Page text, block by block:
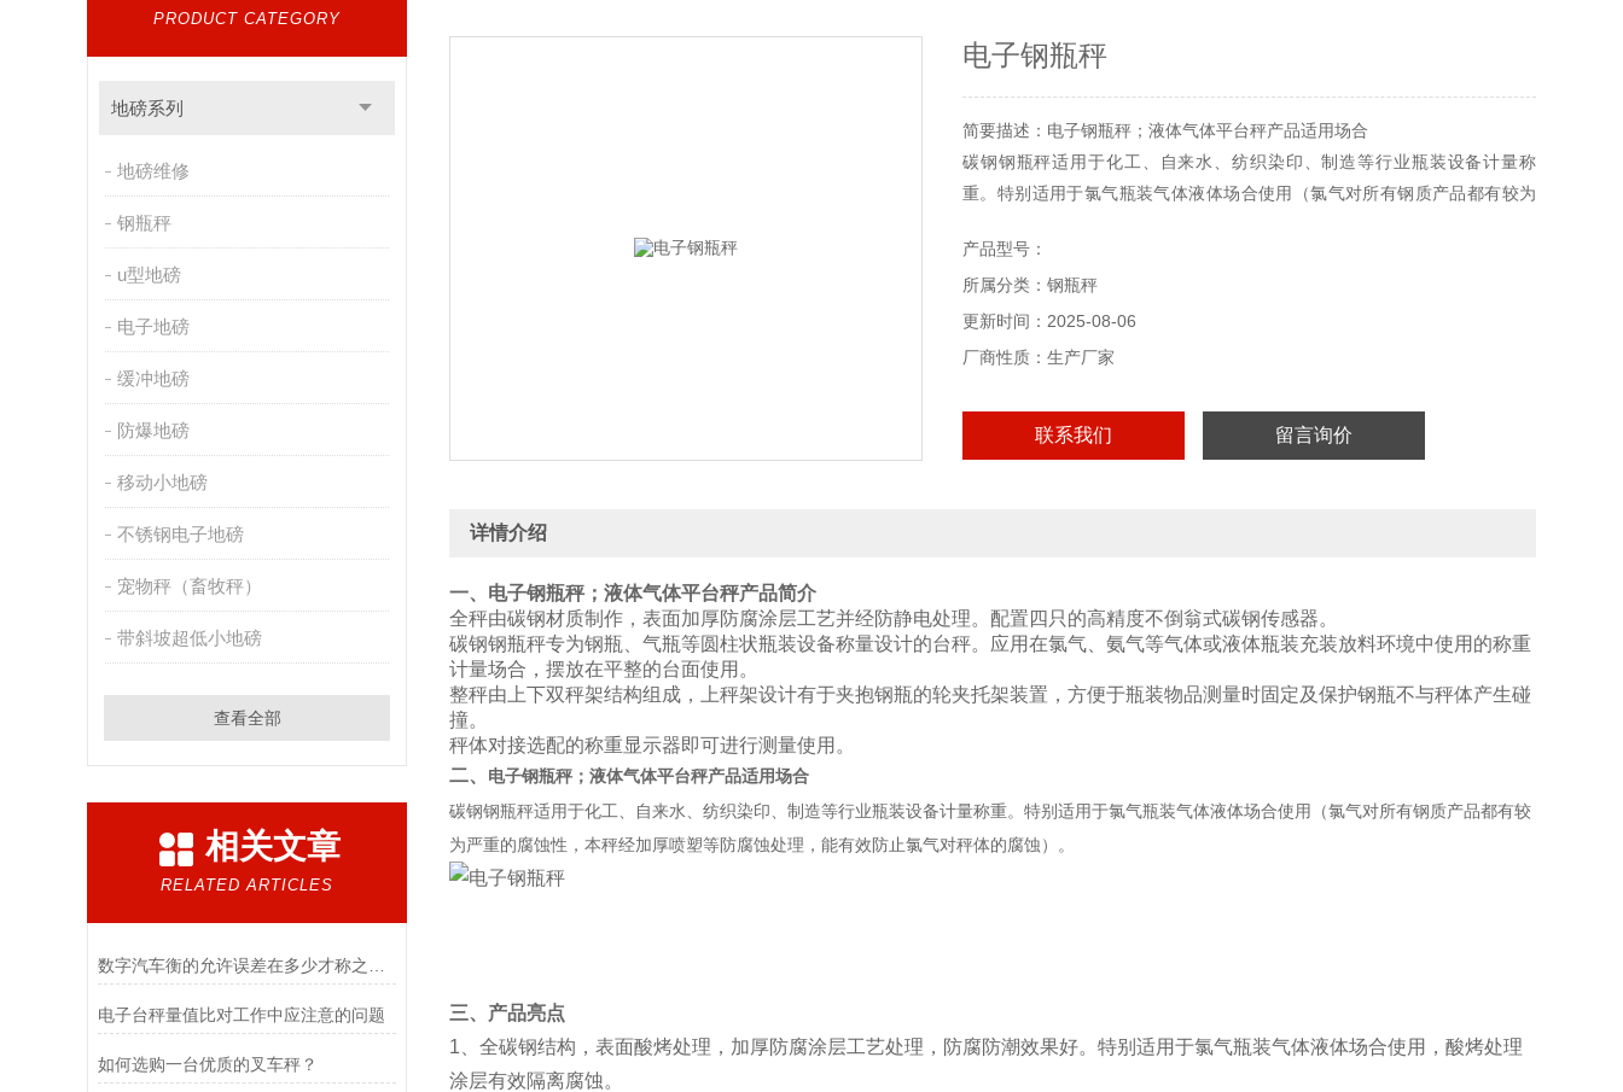
PRODUCT CATEGORY
地磅系列
地磅维修
钢瓶秤
u型地磅
电子地磅
缓冲地磅
防爆地磅
移动小地磅
不锈钢电子地磅
宠物秤（畜牧秤）
带斜坡超低小地磅
查看全部
相关文章
RELATED ARTICLES
电子台秤量值比对工作中应注意的问题
如何选购一台优质的叉车秤？
电子钢瓶秤
简要描述：电子钢瓶秤；液体气体平台秤产品适用场合
碳钢钢瓶秤适用于化工、自来水、纺织染印、制造等行业瓶装设备计量称
重。特别适用于氯气瓶装气体液体场合使用（氯气对所有钢质产品都有较为
蚀）。
产品型号：
所属分类：钢瓶秤
更新时间：2025-08-06
厂商性质：生产厂家
联系我们 留言询价
详情介绍
一、 电子钢瓶秤；液体气体平台秤产品简介
全秤由碳钢材质制作，表面加厚防腐涂层工艺并经防静电处理。配置四只的高精度不倒翁式碳钢传感器。
碳钢钢瓶秤专为钢瓶、气瓶等圆柱状瓶装设备称量设计的台秤。应用在氯气、氨气等气体或液体瓶装充装放料环境中使用的称重
计量场合，摆放在平整的台面使用。
整秤由上下双秤架结构组成，上秤架设计有于夹抱钢瓶的轮夹托架装置，方便于瓶装物品测量时固定及保护钢瓶不与秤体产生碰
撞。
秤体对接选配的称重显示器即可进行测量使用。
二、
电子钢瓶秤 ；液体气体平台秤产品适用场合
碳钢钢瓶秤适用于化工、自来水、纺织染印、制造等行业瓶装设备计量称重。特别适用于氯气瓶装气体液体场合使用（氯气对所有钢质产品都有较
为严重的腐蚀性，本秤经加厚喷塑等防腐蚀处理，能有效防止氯气对秤体的腐蚀）。
三、产品亮点
1、全碳钢结构，表面酸烤处理，加厚防腐涂层工艺处理，防腐防潮效果好。特别适用于氯气瓶装气体液体场合使用，酸烤处理
涂层有效隔离腐蚀。